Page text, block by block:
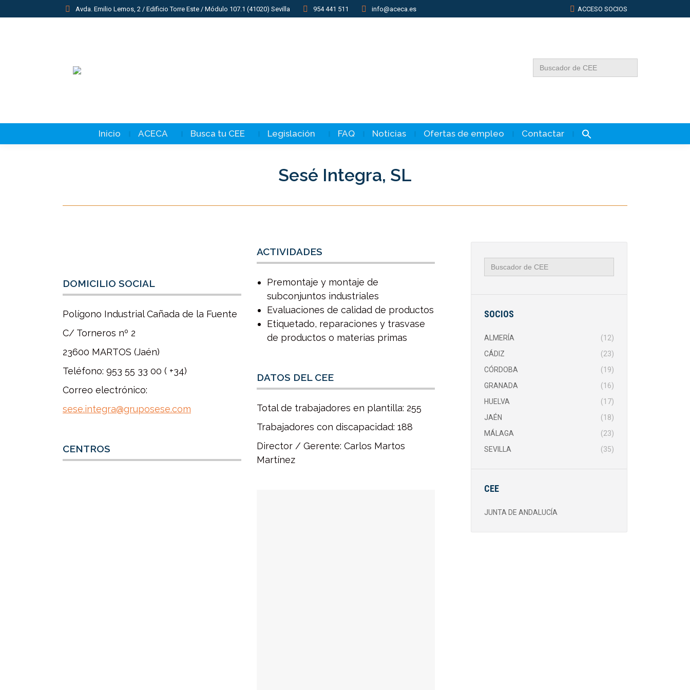
Avda. Emilio Lemos, 2 / Edificio Torre Este / Módulo 107.1 (41020) Sevilla 954 441 511 info@aceca.es ACCESO SOCIOS
Buscar:
Inicio ACECA Busca tu CEE Legislación FAQ Noticias Ofertas de empleo Contactar
Sesé Integra, SL
DOMICILIO SOCIAL
Polígono Industrial Cañada de la Fuente
C/ Torneros nº 2
23600 MARTOS (Jaén)
Teléfono: 953 55 33 00 ( +34)
Correo electrónico:
sese.integra@gruposese.com
CENTROS
ACTIVIDADES
Premontaje y montaje de
subconjuntos industriales
Evaluaciones de calidad de productos
Etiquetado, reparaciones y trasvase
de productos o materias primas
DATOS DEL CEE
Total de trabajadores en plantilla: 255
Trabajadores con discapacidad: 188
Director / Gerente: Carlos Martos
Martínez
Buscar:
SOCIOS
ALMERÍA
(12)
CÁDIZ
(23)
CÓRDOBA
(19)
GRANADA
(16)
HUELVA
(17)
JAÉN
(18)
MÁLAGA
(23)
SEVILLA
(35)
CEE
JUNTA DE ANDALUCÍA